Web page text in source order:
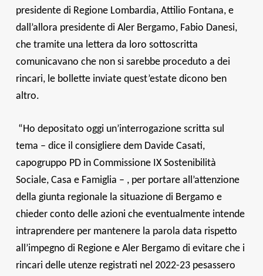
presidente di Regione Lombardia, Attilio Fontana, e
dall’allora presidente di Aler Bergamo, Fabio Danesi,
che tramite una lettera da loro sottoscritta
comunicavano che non si sarebbe proceduto a dei
rincari, le bollette inviate quest’estate dicono ben
altro.
“Ho depositato oggi un’interrogazione scritta sul
tema – dice il consigliere dem Davide Casati,
capogruppo PD in Commissione IX Sostenibilità
Sociale, Casa e Famiglia – , per portare all’attenzione
della giunta regionale la situazione di Bergamo e
chieder conto delle azioni che eventualmente intende
intraprendere per mantenere la parola data rispetto
all’impegno di Regione e Aler Bergamo di evitare che i
rincari delle utenze registrati nel 2022-23 pesassero